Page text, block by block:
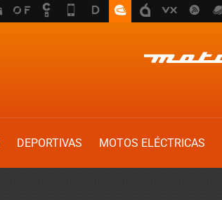
DEPORTIVAS MOTOS ELÉCTRICAS